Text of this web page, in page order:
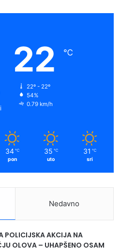
22 ℃
22º - 22º
54%
0.79 km/h
34 ℃
pon
35 ℃
uto
31 ℃
sri
Nedavno
POLICIJSKA AKCIJA NA
OLOVA – UHAPŠENO OSAM